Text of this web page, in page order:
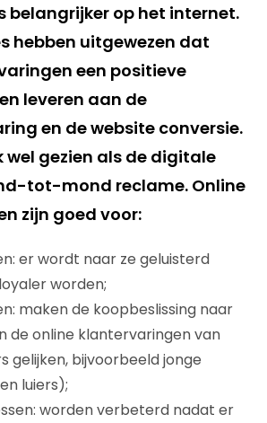
belangrijker op het internet.
hebben uitgewezen dat
een positieve
leveren aan de
en de website conversie.
wel gezien als de digitale
tot-mond reclame. Online
zijn goed voor:
er wordt naar ze geluisterd
worden;
maken de koopbeslissing naar
de online klantervaringen van
gelijken, bijvoorbeeld jonge
luiers);
worden verbeterd nadat er